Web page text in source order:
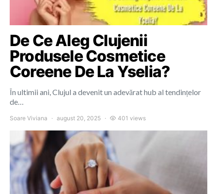
De Ce Aleg Clujenii
Produsele Cosmetice
Coreene De La Yselia?
În ultimii ani, Clujul a devenit un adevărat hub al tendințelor
de…
Soare Viviana august 20, 2025 401 views